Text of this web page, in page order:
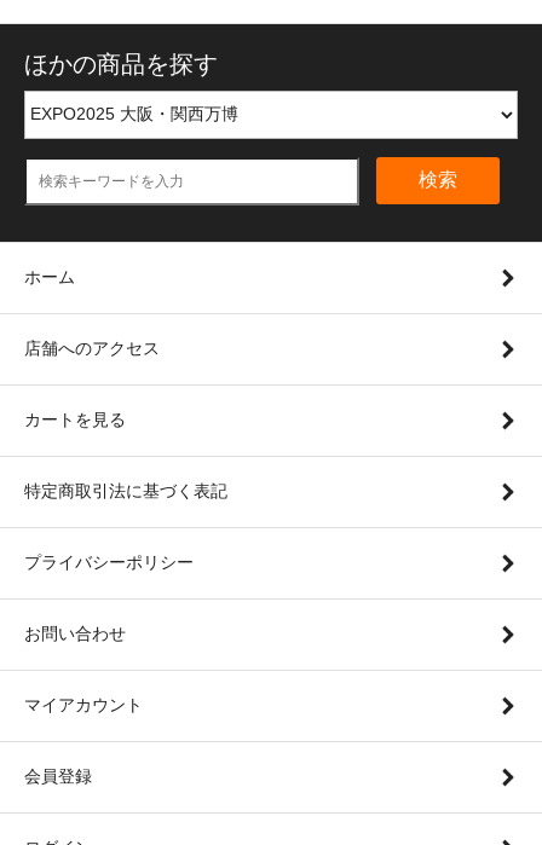
ほかの商品を探す
検索
ホーム
店舗へのアクセス
カートを見る
特定商取引法に基づく表記
プライバシーポリシー
お問い合わせ
マイアカウント
会員登録